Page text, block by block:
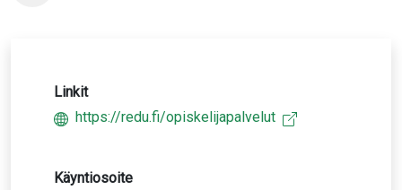
Linkit
https://redu.fi/opiskelijapalvelut
Käyntiosoite